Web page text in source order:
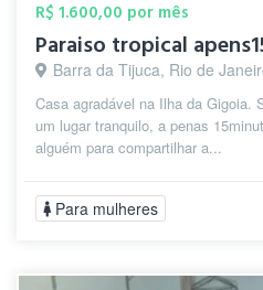
R$ 1.600,00 por mês
Paraiso tropical
Barra da Tijuca, Rio de
Casa agradável na Ilha da Gigoia.
um lugar tranquilo, a penas
alguém para compartilhar a...
Para mulheres